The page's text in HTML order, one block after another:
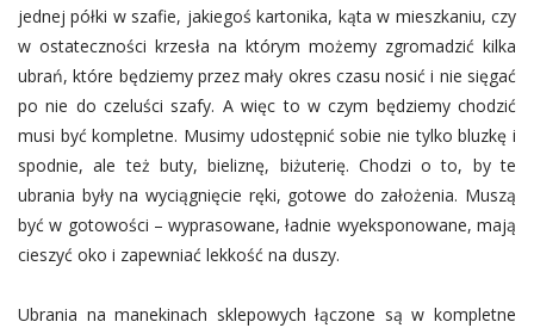
jednej półki w szafie, jakiegoś kartonika, kąta w mieszkaniu, czy
w ostateczności krzesła na którym możemy zgromadzić kilka
ubrań, które będziemy przez mały okres czasu nosić i nie sięgać
po nie do czeluści szafy. A więc to w czym będziemy chodzić
musi być kompletne. Musimy udostępnić sobie nie tylko bluzkę i
spodnie, ale też buty, bieliznę, biżuterię. Chodzi o to, by te
ubrania były na wyciągnięcie ręki, gotowe do założenia. Muszą
być w gotowości – wyprasowane, ładnie wyeksponowane, mają
cieszyć oko i zapewniać lekkość na duszy.
Ubrania na manekinach sklepowych łączone są w kompletne